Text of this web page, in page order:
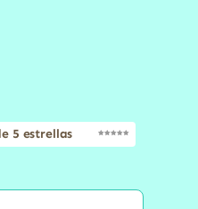
5 estrellas